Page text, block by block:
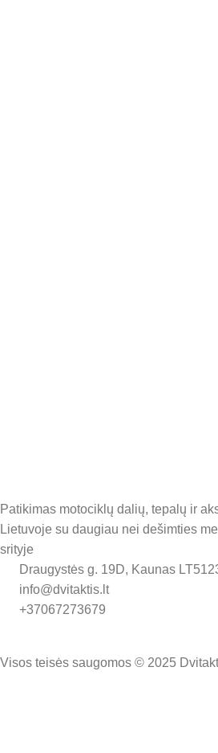
Patikimas motociklų dalių, tepalų ir
Lietuvoje su daugiau nei dešimties
srityje
Draugystės g. 19D, Kaunas
info@dvitaktis.lt
+37067273679
Visos teisės saugomos © 2025